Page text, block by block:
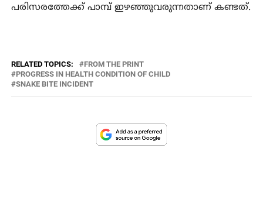
പരിസരത്തേക്ക് പാമ്പ് ഇഴഞ്ഞുവരുന്നതാണ് കണ്ടത്.
RELATED TOPICS:
FROM THE PRINT
PROGRESS IN HEALTH CONDITION OF CHILD
SNAKE BITE INCIDENT